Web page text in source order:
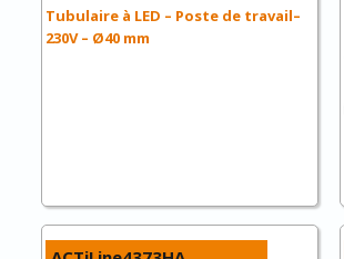
Tubulaire à LED – Poste de travail–
230V – Ø40 mm